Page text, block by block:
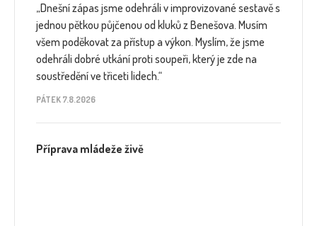
„Dnešní zápas jsme odehráli v improvizované sestavě s
jednou pětkou půjčenou od kluků z Benešova. Musím
všem poděkovat za přístup a výkon. Myslím, že jsme
odehráli dobré utkání proti soupeři, který je zde na
soustředění ve třiceti lidech.“
PÁTEK 7.8.2026
Příprava mládeže živě